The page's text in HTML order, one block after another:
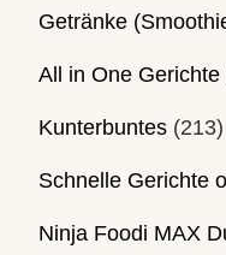
Getränke
All in One Gerichte
Kunterbuntes (213)
Schnelle Gerichte
Ninja Foodi MAX